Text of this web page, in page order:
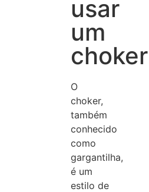
usar
um
choker
O
choker,
também
conhecido
como
gargantilha,
é um
estilo de